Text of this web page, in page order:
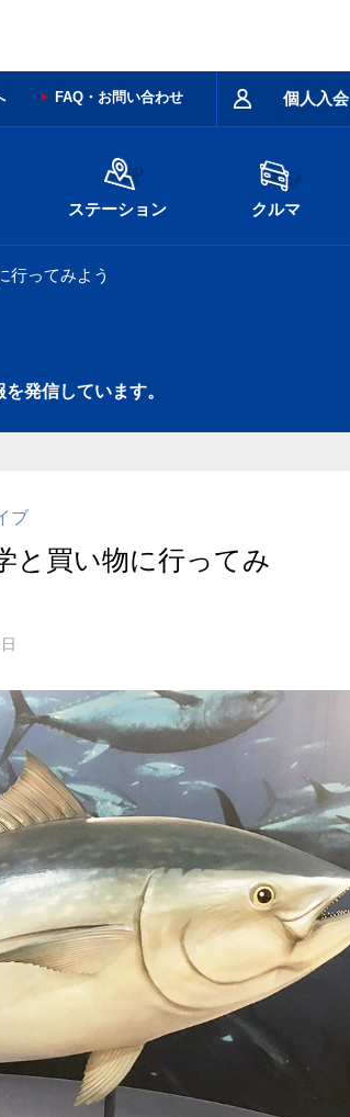
個人入会
FAQ・お問い合わせ
ステーション クルマ
行ってみよう
発信しています。
ブ
と買い物に行ってみ